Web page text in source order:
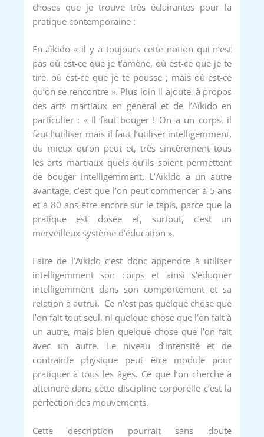
choses que je trouve très éclairantes pour la
pratique contemporaine :
En aïkido « il y a toujours cette notion qui n’est
pas où est-ce que je t’amène, où est-ce que je te
tire, où est-ce que je te pousse ; mais où est-ce
qu’on se rencontre ». Plus loin il ajoute, à propos
des arts martiaux en général et de l’Aïkido en
particulier : « Il faut bouger ! On a un corps, il
faut l’utiliser mais il faut l’utiliser intelligemment,
du mieux qu’on peut et, très sincèrement tous
les arts martiaux quels qu’ils soient permettent
de bouger intelligemment. L’Aïkido a un autre
avantage, c’est que l’on peut commencer à 5 ans
et à 80 ans être encore sur le tapis, parce que la
pratique est dosée et, surtout, c’est un
merveilleux système d’éducation ».
Faire de l’Aïkido c’est donc appendre à utiliser
intelligemment son corps et ainsi s’éduquer
intelligemment dans son comportement et sa
relation à autrui. Ce n’est pas quelque chose que
l’on fait tout seul, ni quelque chose que l’on fait à
un autre, mais bien quelque chose que l’on fait
avec un autre. Le niveau d’intensité et de
contrainte physique peut être modulé pour
pratiquer à tous les âges. Ce que l’on cherche à
atteindre dans cette discipline corporelle c’est la
perfection des mouvements.
Cette description pourrait sans doute